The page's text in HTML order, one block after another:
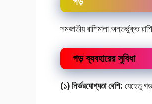
সমজাতীয় রাশিমালা অন্তর্ভুক্ত
গড় ব্যবহারের সুবিধা
(১) নির্ভরযোগ্যতা বেশি: যেহেতু